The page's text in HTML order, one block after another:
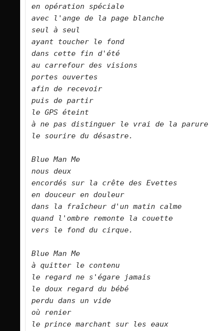
en opération spéciale
avec l'ange de la page blanche
seul à seul
ayant toucher le fond
dans cette fin d'été
au carrefour des visions
portes ouvertes
afin de recevoir
puis de partir
le GPS éteint
à ne pas distinguer le vrai de la
le sourire du désastre.
Blue Man Me
nous deux
encordés sur la crête des Evettes
en douceur en douleur
dans la fraîcheur d'un matin calme
quand l'ombre remonte la couette
vers le fond du cirque.
Blue Man Me
à quitter le contenu
le regard ne s'égare jamais
le doux regard du bébé
perdu dans un vide
où renier
le prince marchant sur les eaux